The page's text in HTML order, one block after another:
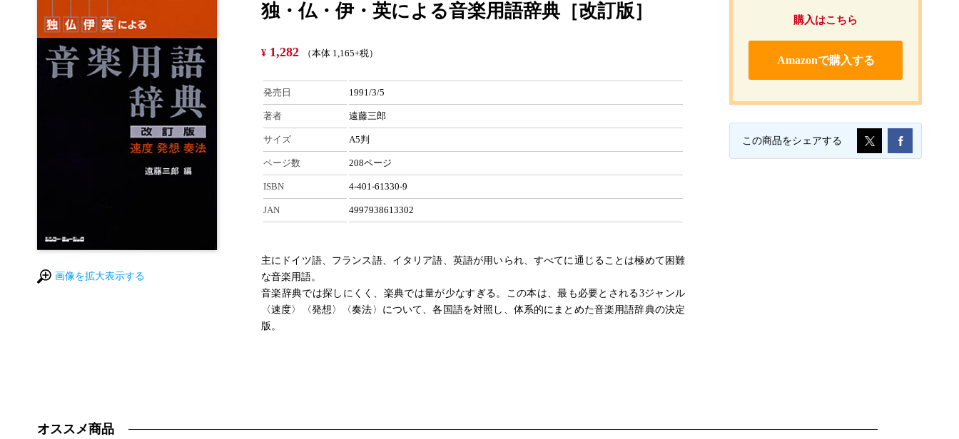
画像を拡大表示する
独・仏・伊・英による音楽用語辞典［改訂版］
¥ 1,282 （本体 1,165+税）
発売日 1991/3/5
著者 遠藤三郎
サイズ A5判
ページ数 208ページ
ISBN 4-401-61330-9
JAN 4997938613302
主にドイツ語、フランス語、イタリア語、英語が用いられ、すべてに通じることは極めて困難
な音楽用語。
音楽辞典では探しにくく、楽典では量が少なすぎる。この本は、最も必要とされる3ジャンル
〈速度〉〈発想〉〈奏法〉について、各国語を対照し、体系的にまとめた音楽用語辞典の決定
版。
購入はこちら
Amazonで購入する
この商品をシェアする
オススメ商品